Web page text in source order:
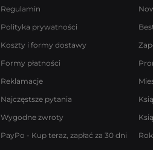
Regulamin
Polityka prywatności
Koszty i formy dostawy
Formy płatności
Reklamacje
Najczęstsze pytania
Wygodne zwroty
PayPo - Kup teraz, zapłać za 30 dni